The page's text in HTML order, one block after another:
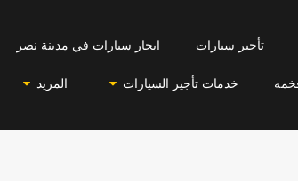
تأجير سيارات ايجار سيارات في مدينة نصر
خدمات تأجير السيارات المزيد